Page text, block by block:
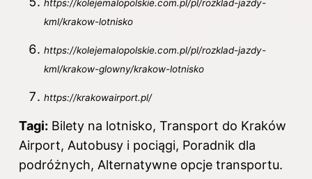
https://kolejemalopolskie.com.pl/pl/rozklad-jazdy-
kml/krakow-lotnisko
https://kolejemalopolskie.com.pl/pl/rozklad-jazdy-
kml/krakow-glowny/krakow-lotnisko
https://krakowairport.pl/
Tagi: Bilety na lotnisko, Transport do Kraków
Airport, Autobusy i pociągi, Poradnik dla
podróżnych, Alternatywne opcje transportu.